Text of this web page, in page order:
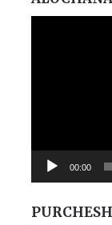
00:00